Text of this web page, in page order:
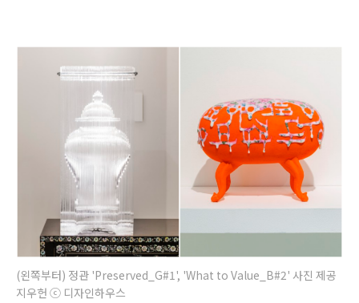
(왼쪽부터) 정관 'Preserved_G#1', 'What to Value_B#2' 사진 제공
지우헌 ⓒ 디자인하우스